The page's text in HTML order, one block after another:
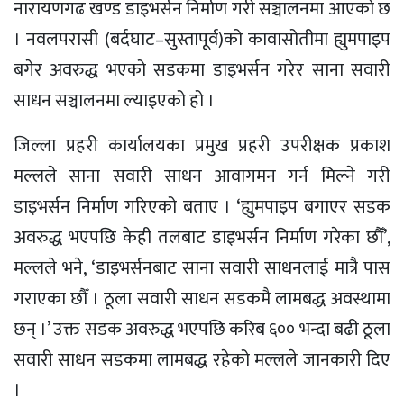
नारायणगढ खण्ड डाइभर्सन निर्माण गरी सञ्चालनमा आएको छ
। नवलपरासी (बर्दघाट–सुस्तापूर्व)को कावासोतीमा ह्युमपाइप
बगेर अवरुद्ध भएको सडकमा डाइभर्सन गरेर साना सवारी
साधन सञ्चालनमा ल्याइएको हो ।
जिल्ला प्रहरी कार्यालयका प्रमुख प्रहरी उपरीक्षक प्रकाश
मल्लले साना सवारी साधन आवागमन गर्न मिल्ने गरी
डाइभर्सन निर्माण गरिएको बताए । ‘ह्युमपाइप बगाएर सडक
अवरुद्ध भएपछि केही तलबाट डाइभर्सन निर्माण गरेका छौँ’,
मल्लले भने, ‘डाइभर्सनबाट साना सवारी साधनलाई मात्रै पास
गराएका छौँ । ठूला सवारी साधन सडकमै लामबद्ध अवस्थामा
छन् ।’ उक्त सडक अवरुद्ध भएपछि करिब ६०० भन्दा बढी ठूला
सवारी साधन सडकमा लामबद्ध रहेको मल्लले जानकारी दिए
।